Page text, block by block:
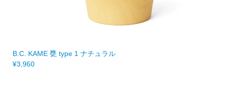
B.C. KAME 甕 type 1 ナチュラル
¥3,960